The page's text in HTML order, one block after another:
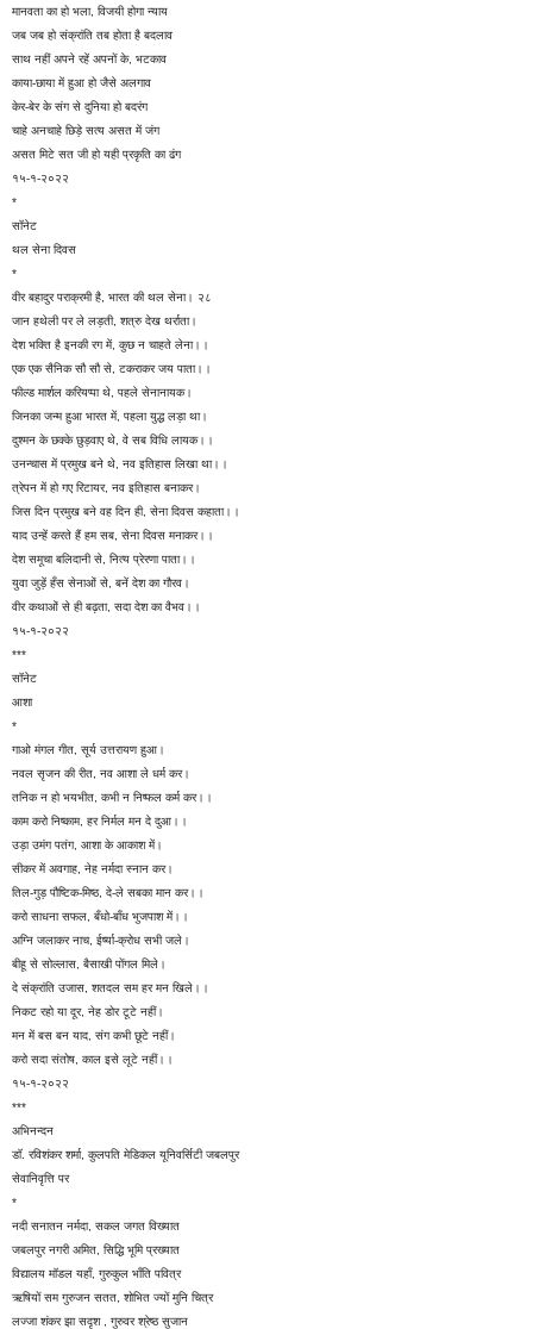
मानवता का हो भला, विजयी होगा न्याय
जब जब हो संक्रांति तब होता है बदलाव
साथ नहीं अपने रहें अपनों के, भटकाव
काया-छाया में हुआ हो जैसे अलगाव
केर-बेर के संग से दुनिया हो बदरंग
चाहे अनचाहे छिड़े सत्य असत में जंग
असत मिटे सत जी हो यही प्रकृति का ढंग
१५-१-२०२२
*
सॉनेट
थल सेना दिवस
*
वीर बहादुर पराक्रमी है, भारत की थल सेना। २८
जान हथेली पर ले लड़ती, शत्रु देख थर्राता।
देश भक्ति है इनकी रग में, कुछ न चाहते लेना।।
एक एक सैनिक सौ सौ से, टकराकर जय पाता।।
फील्ड मार्शल करियप्पा थे, पहले सेनानायक।
जिनका जन्म हुआ भारत में, पहला युद्ध लड़ा था।
दुश्मन के छक्के छुड़वाए थे, वे सब विधि लायक।।
उनन्चास में प्रमुख बने थे, नव इतिहास लिखा था।।
त्रेपन में हो गए रिटायर, नव इतिहास बनाकर।
जिस दिन प्रमुख बने वह दिन ही, सेना दिवस कहाता।।
याद उन्हें करते हैं हम सब, सेना दिवस मनाकर।।
देश समूचा बलिदानी से, नित्य प्रेरणा पाता।।
युवा जुड़ें हँस सेनाओं से, बनें देश का गौरव।
वीर कथाओं से ही बढ़ता, सदा देश का वैभव।।
१५-१-२०२२
***
सॉनेट
आशा
*
गाओ मंगल गीत, सूर्य उत्तरायण हुआ।
नवल सृजन की रीत, नव आशा ले धर्म कर।
तनिक न हो भयभीत, कभी न निष्फल कर्म कर।।
काम करो निष्काम, हर निर्मल मन दे दुआ।।
उड़ा उमंग पतंग, आशा के आकाश में।
सीकर में अवगाह, नेह नर्मदा स्नान कर।
तिल-गुड़ पौष्टिक-मिष्ठ, दे-ले सबका मान कर।।
करो साधना सफल, बँधो-बाँध भुजपाश में।।
अग्नि जलाकर नाच, ईर्ष्या-क्रोध सभी जले।
बीहू से सोल्लास, बैसाखी पोंगल मिले।
दे संक्रांति उजास, शतदल सम हर मन खिले।।
निकट रहो या दूर, नेह डोर टूटे नहीं।
मन में बस बन याद, संग कभी छूटे नहीं।
करो सदा संतोष, काल इसे लूटे नहीं।।
१५-१-२०२२
***
अभिनन्दन
डॉ. रविशंकर शर्मा, कुलपति मेडिकल यूनिवर्सिटी जबलपुर
सेवानिवृत्ति पर
*
नदी सनातन नर्मदा, सकल जगत विख्यात
जबलपुर नगरी अमित, सिद्धि भूमि प्रख्यात
विद्यालय मॉडल यहाँ, गुरुकुल भाँति पवित्र
ऋषियों सम गुरुजन सतत, शोभित ज्यों मुनि चित्र
लज्जा शंकर झा सदृश , गुरुवर श्रेष्ठ सुजान